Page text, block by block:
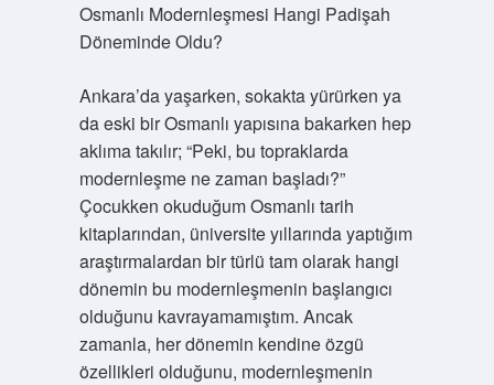
Osmanlı Modernleşmesi Hangi Padişah
Döneminde Oldu?
Ankara’da yaşarken, sokakta yürürken ya
da eski bir Osmanlı yapısına bakarken hep
aklıma takılır; “Peki, bu topraklarda
modernleşme ne zaman başladı?”
Çocukken okuduğum Osmanlı tarih
kitaplarından, üniversite yıllarında yaptığım
araştırmalardan bir türlü tam olarak hangi
dönemin bu modernleşmenin başlangıcı
olduğunu kavrayamamıştım. Ancak
zamanla, her dönemin kendine özgü
özellikleri olduğunu, modernleşmenin